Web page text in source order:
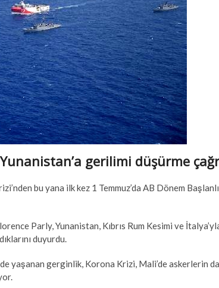
gerilimi düşürme
bu yana ilk kez 1 Temmuz’da AB Dönem
Parly, Yunanistan, Kıbrıs Rum Kesimi ve
duyurdu.
yaşanan gerginlik, Korona Krizi, Mali’de askerlerin